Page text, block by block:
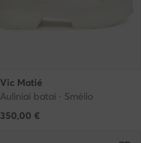
Vic Matié
Auliniai batai · Smėlio
350,00 €